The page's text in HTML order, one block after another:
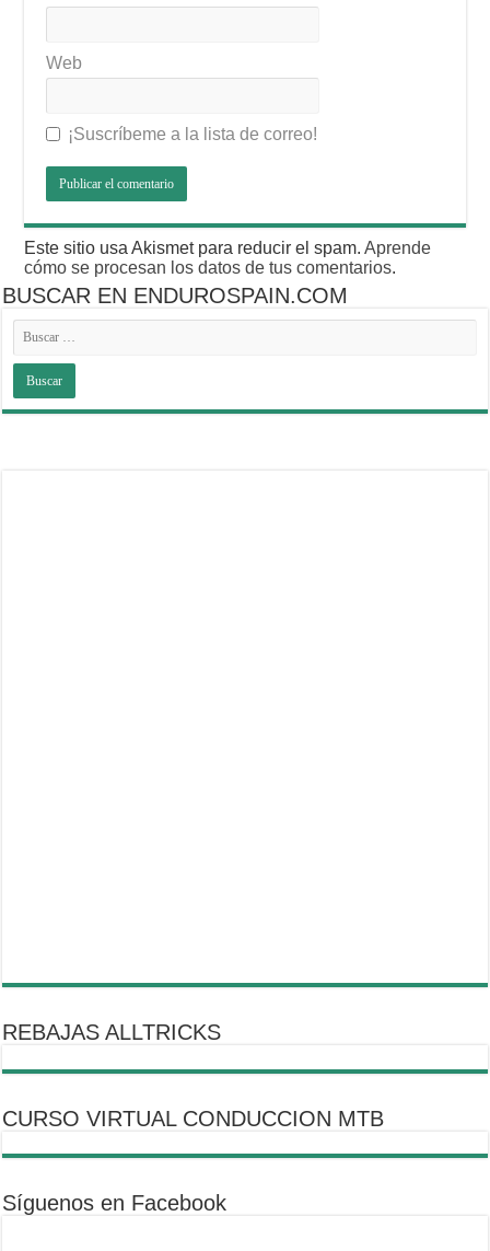
Web
¡Suscríbeme a la lista de correo!
Este sitio usa Akismet para reducir el spam.Aprende
cómo se procesan los datos de tus comentarios.
BUSCAR EN ENDUROSPAIN.COM
REBAJAS ALLTRICKS
CURSO VIRTUAL CONDUCCION MTB
Síguenos en Facebook